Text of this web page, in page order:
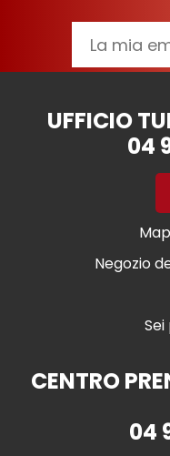
UFFICIO
04
Negozio
CENTRO
04